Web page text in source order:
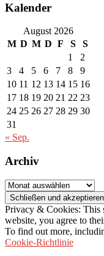
Kalender
August 2026
M D M D F S
S
1
2
3
4 5 6 7 8
9
10 11 12 13 14 15 16
17 18 19 20 21 22 23
24 25 26 27 28 29 30
31
« Sep.
Archiv
Archiv
Privacy & Cookies: This
website, you agree to
To find out more,
Cookie-Richtlinie